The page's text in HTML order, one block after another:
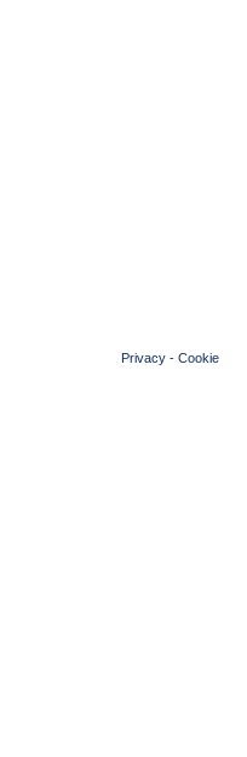
Privacy - Cookie